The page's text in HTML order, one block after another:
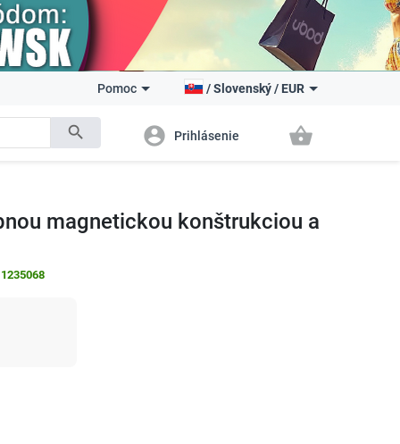
search
Pomoc /Slovenský/ EUR
account_circle Prihlásenie shopping_basket
magnetickou konštrukciou a
1235068